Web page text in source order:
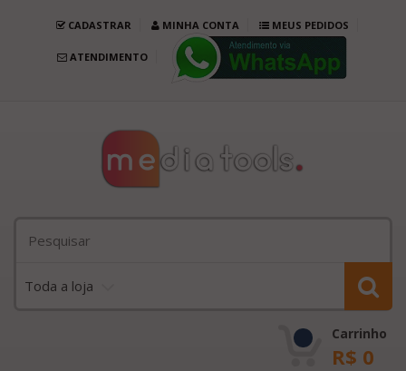
CADASTRAR MINHA CONTA MEUS PEDIDOS
ATENDIMENTO
Toda a loja
Carrinho
R$ 0